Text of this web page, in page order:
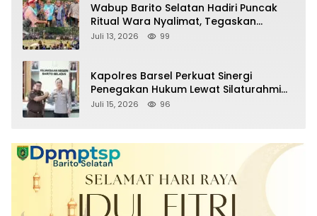
Wabup Barito Selatan Hadiri Puncak
Ritual Wara Nyalimat, Tegaskan
Komitmen Lestarikan Budaya Dayak
Juli 13, 2026 99
Kapolres Barsel Perkuat Sinergi
Penegakan Hukum Lewat Silaturahmi
dengan Kajari Barito Selatan
Juli 15, 2026 96